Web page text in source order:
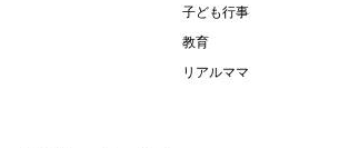
子ども行事
教育
リアルママ